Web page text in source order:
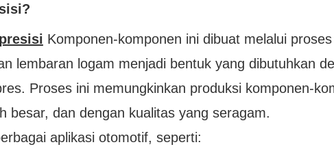
Komponen-komponen ini dibuat melalui
lembaran logam menjadi bentuk yang dibutuhkan
Proses ini memungkinkan produksi komponen-
besar, dan dengan kualitas yang seragam.
aplikasi otomotif, seperti: